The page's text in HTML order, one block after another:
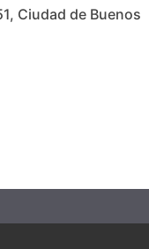
Ciudad de Buenos